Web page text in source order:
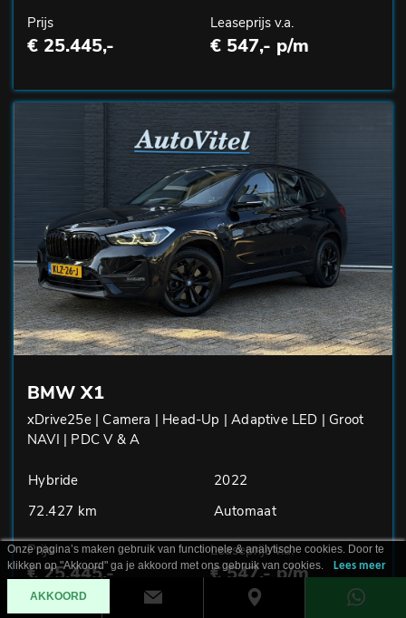
Prijs
€ 25.445,-
Leaseprijs v.a.
€ 547,- p/m
BMW X1
xDrive25e | Camera | Head-Up | Adaptive LED | Groot
NAVI | PDC V & A
Hybride
2022
72.427 km
Automaat
Prijs
€ 25.445,-
Leaseprijs v.a.
€ 547,- p/m
Onze pagina’s maken gebruik van functionele & analytische cookies. Door te
klikken op "Akkoord" ga je akkoord met ons gebruik van cookies.
Lees meer
AKKOORD